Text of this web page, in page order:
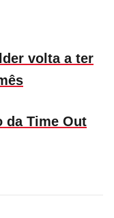
volta a ter
da Time Out